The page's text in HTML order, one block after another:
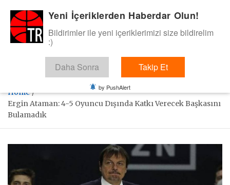
content
BasketTR
Sol dip çizgiden bir basket de bizden gelsin dedik.
Home
Ergin Ataman: 4-5 Oyuncu Dışında Katkı Verecek Başkasını
Bulamadık
Yeni İçeriklerden Haberdar Olun!
Bildirimler ile yeni içeriklerimizi size bildirelim
:)
Daha Sonra Takip Et
by PushAlert